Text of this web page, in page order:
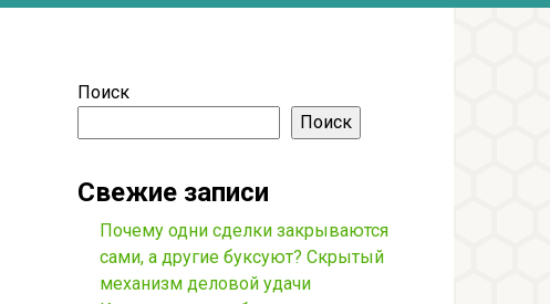
Поиск
Поиск
Свежие записи
Почему одни сделки закрываются
сами, а другие буксуют? Скрытый
механизм деловой удачи